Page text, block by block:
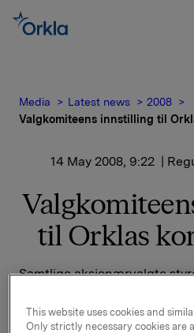
Media Latest news
2008
Valgkomiteens innstilling til
14 May 2008, 9:22 |
til Orklas
Samtlige aksjonærvalgte
våren 2008.
This website uses cookies and
Only strictly necessary cookies are